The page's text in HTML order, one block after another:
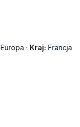
Europa · Kraj: Francja